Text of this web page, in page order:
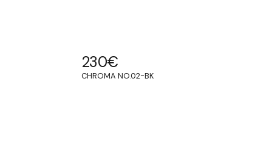
230€
CHROMA NO.02-BK